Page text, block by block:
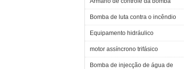
Bomba de luta contra o incêndio
Equipamento hidráulico
motor assíncrono trifásico
Bomba de injecção de água de